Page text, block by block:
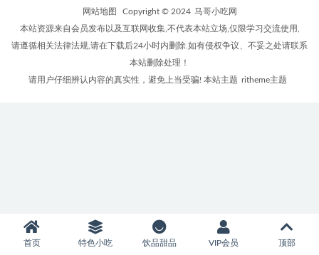
网站地图 Copyright © 2024 马哥小吃网
本站资源来自会员发布以及互联网收集,不代表本站立场,仅限学习交流使用,
请遵循相关法律法规,请在下载后24小时内删除.如有侵权争议、不妥之处请联系
本站删除处理！
请用户仔细辨认内容的真实性，避免上当受骗! 本站主题 ritheme主题
首页 特色小吃 饮品甜品 VIP会员 顶部